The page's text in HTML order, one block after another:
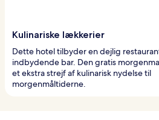
Kulinariske lækkerier
Dette hotel tilbyder en dejlig
indbydende bar. Den gratis
et ekstra strejf af kulinarisk nydelse til
morgenmåltiderne.